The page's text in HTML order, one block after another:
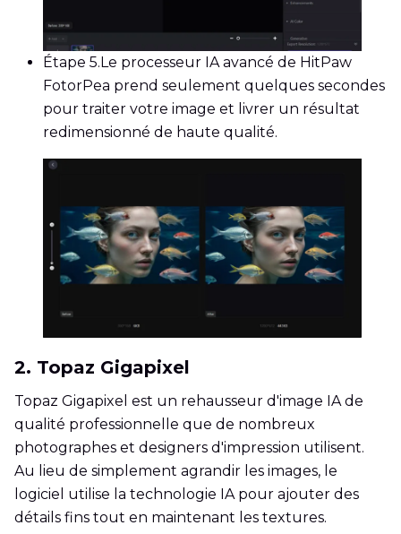
Étape 5.Le processeur IA avancé de HitPaw
FotorPea prend seulement quelques secondes
pour traiter votre image et livrer un résultat
redimensionné de haute qualité.
2. Topaz Gigapixel
Topaz Gigapixel est un rehausseur d'image IA de
qualité professionnelle que de nombreux
photographes et designers d'impression utilisent.
Au lieu de simplement agrandir les images, le
logiciel utilise la technologie IA pour ajouter des
détails fins tout en maintenant les textures.